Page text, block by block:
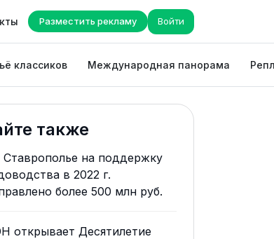
Разместить рекламу Войти
классиков Международная панорама
также
Ставрополье на поддержку
в 2022 г.
более 500 млн руб.
открывает Десятилетие